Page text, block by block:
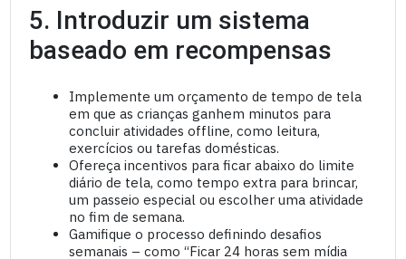
5. Introduzir um sistema
baseado em recompensas
Implemente um orçamento de tempo de tela
em que as crianças ganhem minutos para
concluir atividades offline, como leitura,
exercícios ou tarefas domésticas.
Ofereça incentivos para ficar abaixo do limite
diário de tela, como tempo extra para brincar,
um passeio especial ou escolher uma atividade
no fim de semana.
Gamifique o processo definindo desafios
semanais – como “Ficar 24 horas sem mídia